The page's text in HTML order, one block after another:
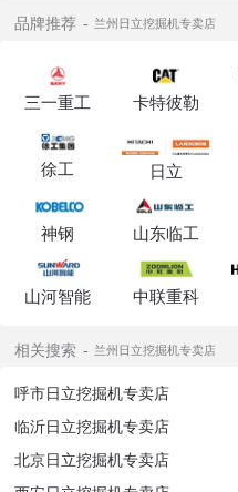
品牌推荐 兰州日立挖掘机专卖店
三一重工 卡特彼勒
徐工 日立
神钢 山东临工
山河智能 中联重科
相关搜索 兰州日立挖掘机专卖店
呼市日立挖掘机专卖店
临沂日立挖掘机专卖店
北京日立挖掘机专卖店